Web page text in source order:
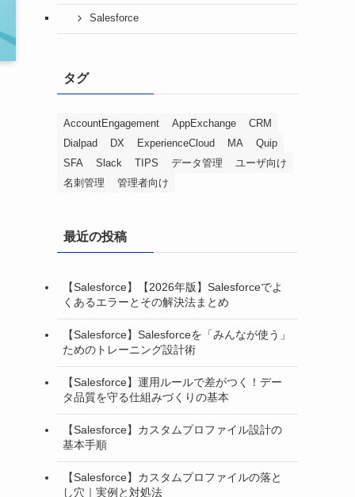
Salesforce
タグ
AccountEngagement AppExchange
CRM
Dialpad
DX ExperienceCloud MA
Quip
SFA
Slack TIPS データ管理
ユーザ向け
名刺管理
管理者向け
最近の投稿
【Salesforce】【2026年版】Salesforceでよ
くあるエラーとその解決法まとめ
【Salesforce】Salesforceを「みんなが使う」
ためのトレーニング設計術
【Salesforce】運用ルールで差がつく！デー
タ品質を守る仕組みづくりの基本
【Salesforce】カスタムプロファイル設計の
基本手順
【Salesforce】カスタムプロファイルの落と
し穴｜実例と対処法